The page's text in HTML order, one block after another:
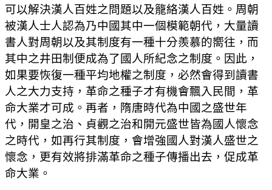
可以解決漢人百姓之問題以及籠絡漢人百姓。周朝
被漢人士人認為乃中國其中一個模範朝代，大量讀
書人對周朝以及其制度有一種十分羨慕的嚮往，而
其中之井田制便成為了國人所紀念之制度。因此，
如果要恢復一種平均地權之制度，必然會得到讀書
人之大力支持，革命之種子才有機會飄入民間，革
命大業才可成。再者，隋唐時代為中國之盛世年
代，開皇之治、貞觀之治和開元盛世皆為國人懷念
之時代，如再行其制度，會增強國人對漢人盛世之
懷念，更有效將排滿革命之種子傳播出去，促成革
命大業。